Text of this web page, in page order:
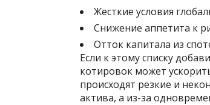
Жесткие условия
Снижение аппетита к
Отток капитала из
Если к этому списку
котировок может
происходят резкие и
актива, а из-за